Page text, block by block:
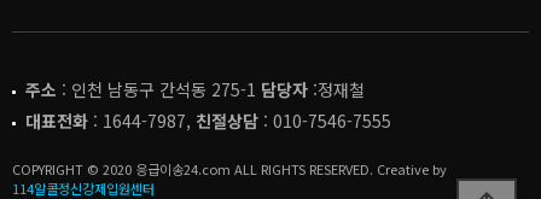
주소 : 인천 남동구 간석동 275-1 담당자 :정재철
대표전화 : 1644-7987, 친절상담 : 010-7546-7555
COPYRIGHT © 2020 응급이송24.com ALL RIGHTS RESERVED. Creative by
114알콜정신강제입원센터